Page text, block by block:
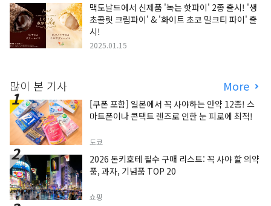
맥도날드에서 신제품 '녹는 핫파이' 2종 출시! '생
초콜릿 크림파이' & '화이트 초코 밀크티 파이' 출
시!
2025.01.15
많이 본 기사 More
[쿠폰 포함] 일본에서 꼭 사야하는 안약 12종! 스
마트폰이나 콘택트 렌즈로 인한 눈 피로에 최적!
도쿄
2026 돈키호테 필수 구매 리스트: 꼭 사야 할 의약
품, 과자, 기념품 TOP 20
쇼핑